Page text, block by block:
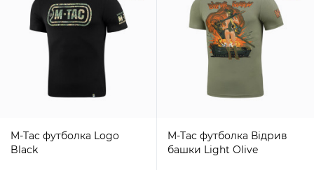
M-Tac футболка Logo
Black
M-Tac футболка Відрив
башки Light Olive